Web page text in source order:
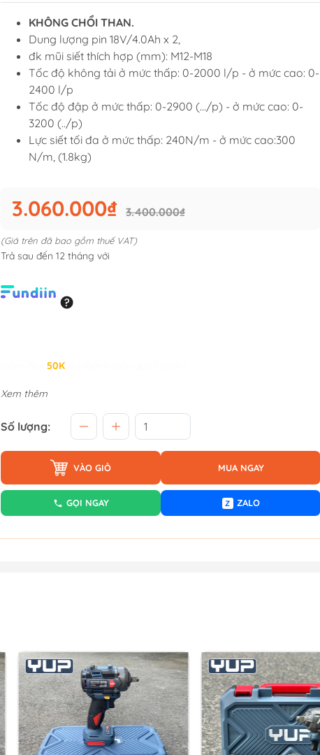
KHÔNG CHỔI THAN.
Dung lượng pin 18V/4.0Ah x 2,
đk mũi siết thích hợp (mm): M12-M18
Tốc độ không tải ở mức thấp: 0-2000 l/p - ở mức cao: 0-
2400 l/p
Tốc độ đập ở mức thấp: 0-2900 (…/p) - ở mức cao: 0-
3200 (../p)
Lực siết tối đa ở mức thấp: 240N/m - ở mức cao:300
N/m, (1.8kg)
3.060.000₫ 3.400.000₫
(Giá trên đã bao gồm thuế VAT)
Trả sau đến 12 tháng với
50K
Xem thêm
Số lượng:
VÀO GIỎ MUA NGAY
GỌI NGAY Z ZALO